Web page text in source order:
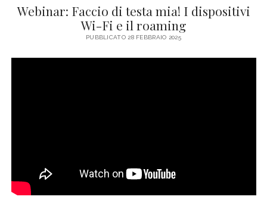
Webinar: Faccio di testa mia! I dispositivi
Wi-Fi e il roaming
PUBBLICATO 28 FEBBRAIO 2025